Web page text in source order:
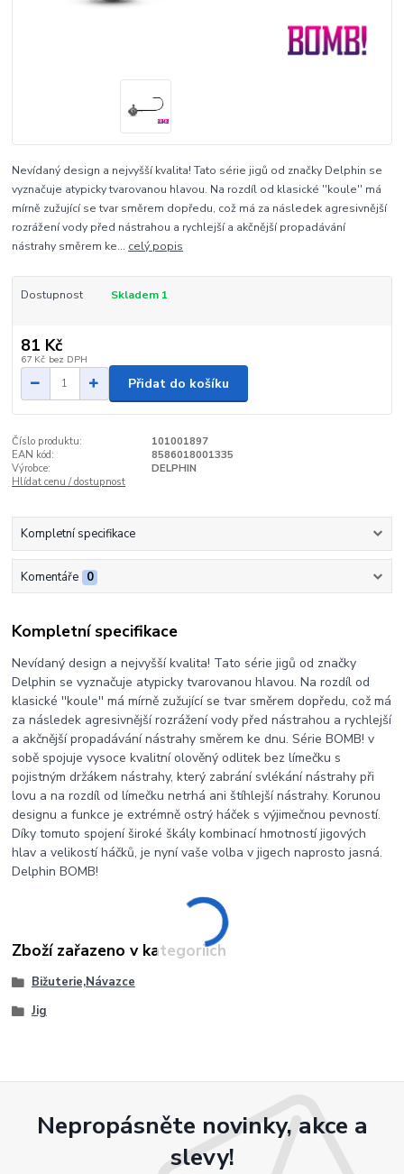
Nevídaný design a nejvyšší kvalita! Tato série jigů od značky Delphin se
vyznačuje atypicky tvarovanou hlavou. Na rozdíl od klasické ''koule'' má
mírně zužující se tvar směrem dopředu, což má za následek agresivnější
rozrážení vody před nástrahou a rychlejší a akčnější propadávání
nástrahy směrem ke... celý popis
Dostupnost Skladem 1
81 Kč
67 Kč bez DPH
Přidat do košíku
Číslo produktu:
101001897
EAN kód:
8586018001335
Výrobce:
DELPHIN
Hlídat cenu / dostupnost
Kompletní specifikace
Komentáře 0
Kompletní specifikace
Nevídaný design a nejvyšší kvalita! Tato série jigů od značky
Delphin se vyznačuje atypicky tvarovanou hlavou. Na rozdíl od
klasické ''koule'' má mírně zužující se tvar směrem dopředu, což má
za následek agresivnější rozrážení vody před nástrahou a rychlejší
a akčnější propadávání nástrahy směrem ke dnu. Série BOMB! v
sobě spojuje vysoce kvalitní olověný odlitek bez límečku s
pojistným držákem nástrahy, který zabrání svlékání nástrahy při
lovu a na rozdíl od límečku netrhá ani štíhlejší nástrahy. Korunou
designu a funkce je extrémně ostrý háček s výjimečnou pevností.
Díky tomuto spojení široké škály kombinací hmotností jigových
hlav a velikostí háčků, je nyní vaše volba v jigech naprosto jasná.
Delphin BOMB!
Zboží zařazeno v kategoriích
Bižuterie,Návazce
Jig
Nepropásněte novinky, akce a
slevy!